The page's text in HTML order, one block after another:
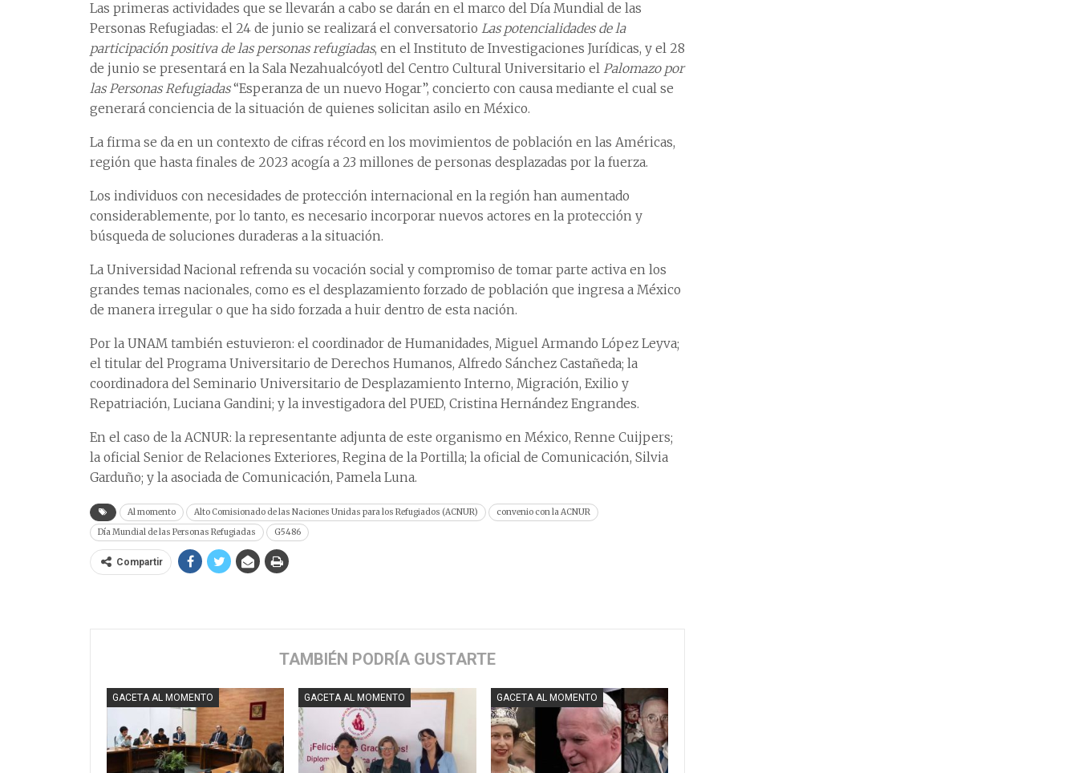
Las primeras actividades que se llevarán a cabo se darán en el marco del Día Mundial de las
Personas Refugiadas: el 24 de junio se realizará el conversatorio Las potencialidades de la
participación positiva de las personas refugiadas, en el Instituto de Investigaciones Jurídicas, y el 28
de junio se presentará en la Sala Nezahualcóyotl del Centro Cultural Universitario el Palomazo por
las Personas Refugiadas“Esperanza de un nuevo Hogar”, concierto con causa mediante el cual se
generará conciencia de la situación de quienes solicitan asilo en México.
La firma se da en un contexto de cifras récord en los movimientos de población en las Américas,
región que hasta finales de 2023 acogía a 23 millones de personas desplazadas por la fuerza.
Los individuos con necesidades de protección internacional en la región han aumentado
considerablemente, por lo tanto, es necesario incorporar nuevos actores en la protección y
búsqueda de soluciones duraderas a la situación.
La Universidad Nacional refrenda su vocación social y compromiso de tomar parte activa en los
grandes temas nacionales, como es el desplazamiento forzado de población que ingresa a México
de manera irregular o que ha sido forzada a huir dentro de esta nación.
Por la UNAM también estuvieron: el coordinador de Humanidades, Miguel Armando López Leyva;
el titular del Programa Universitario de Derechos Humanos, Alfredo Sánchez Castañeda; la
coordinadora del Seminario Universitario de Desplazamiento Interno, Migración, Exilio y
Repatriación, Luciana Gandini; y la investigadora del PUED, Cristina Hernández Engrandes.
En el caso de la ACNUR: la representante adjunta de este organismo en México, Renne Cuijpers;
la oficial Senior de Relaciones Exteriores, Regina de la Portilla; la oficial de Comunicación, Silvia
Garduño; y la asociada de Comunicación, Pamela Luna.
Al momento Alto Comisionado de las Naciones Unidas para los Refugiados (ACNUR)
convenio con la ACNUR
Día Mundial de las Personas Refugiadas
G5486
Compartir
TAMBIÉN PODRÍA GUSTARTE
GACETA AL MOMENTO GACETA AL MOMENTO GACETA AL MOMENTO